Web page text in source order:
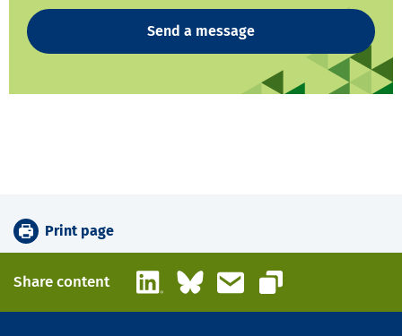
Send a message
Print page
Share content LinkedInBlueskyEmail
Copy link